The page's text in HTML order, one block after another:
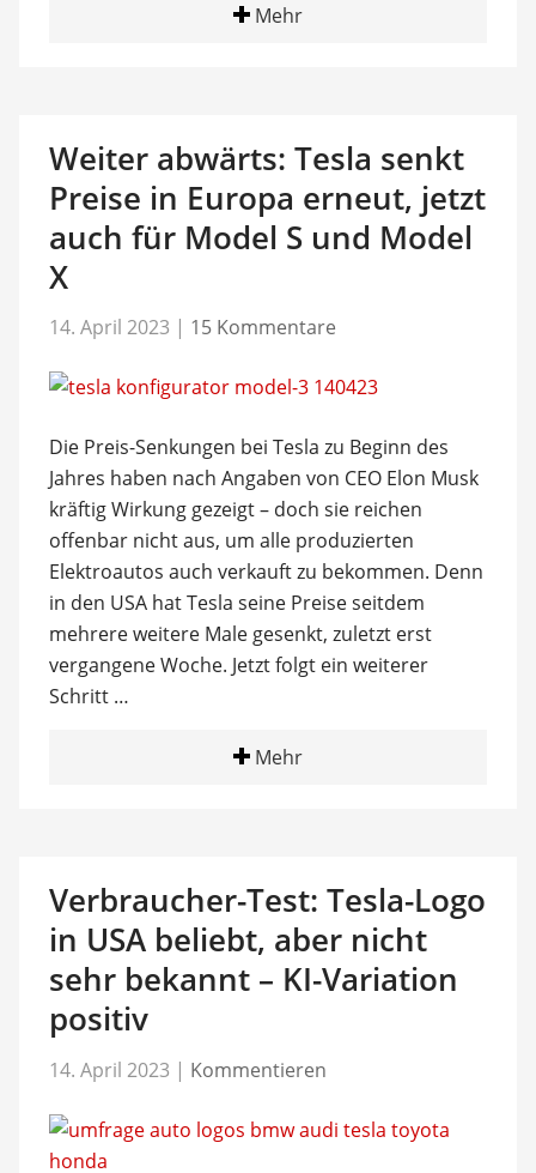
Mehr
Weiter abwärts: Tesla senkt
Preise in Europa erneut, jetzt
auch für Model S und Model
X
14. April 2023 | 15 Kommentare
Die Preis-Senkungen bei Tesla zu Beginn des
Jahres haben nach Angaben von CEO Elon Musk
kräftig Wirkung gezeigt – doch sie reichen
offenbar nicht aus, um alle produzierten
Elektroautos auch verkauft zu bekommen. Denn
in den USA hat Tesla seine Preise seitdem
mehrere weitere Male gesenkt, zuletzt erst
vergangene Woche. Jetzt folgt ein weiterer
Schritt …
Mehr
Verbraucher-Test: Tesla-Logo
in USA beliebt, aber nicht
sehr bekannt – KI-Variation
positiv
14. April 2023 | Kommentieren